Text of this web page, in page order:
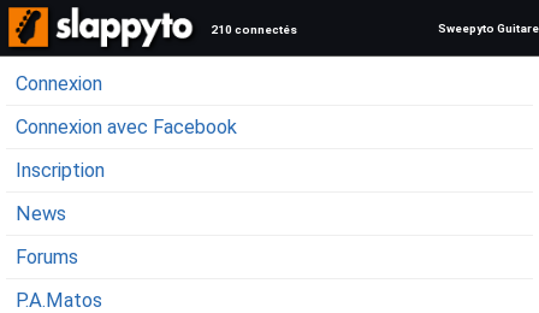
210 connectés Sweepyto Guitare
Connexion
Connexion avec Facebook
Inscription
News
Forums
P.A.Matos